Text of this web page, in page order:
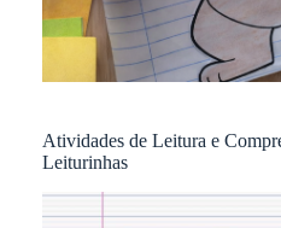
Atividades de Leitura e
Leiturinhas